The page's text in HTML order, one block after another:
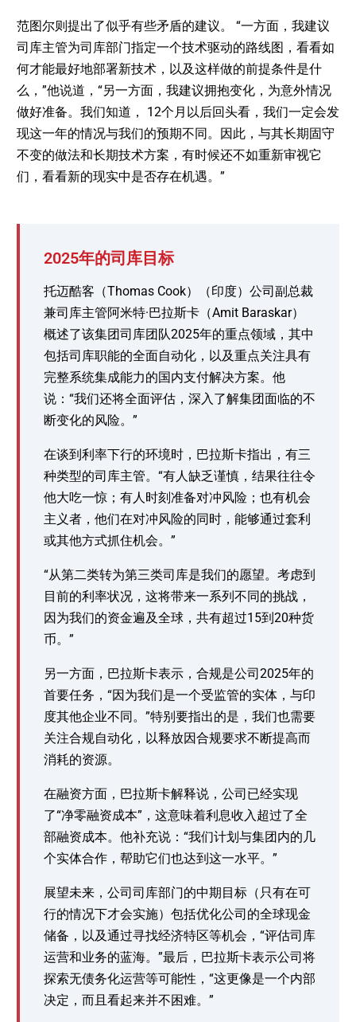
范图尔则提出了似乎有些矛盾的建议。 “一方面，我建议
司库主管为司库部门指定一个技术驱动的路线图，看看如
何才能最好地部署新技术，以及这样做的前提条件是什
么，”他说道，“另一方面，我建议拥抱变化，为意外情况
做好准备。我们知道， 12个月以后回头看，我们一定会发
现这一年的情况与我们的预期不同。因此，与其长期固守
不变的做法和长期技术方案，有时候还不如重新审视它
们，看看新的现实中是否存在机遇。”
2025年的司库目标
托迈酷客（Thomas Cook）（印度）公司副总裁
兼司库主管阿米特·巴拉斯卡（Amit Baraskar）
概述了该集团司库团队2025年的重点领域，其中
包括司库职能的全面自动化，以及重点关注具有
完整系统集成能力的国内支付解决方案。他
说：“我们还将全面评估，深入了解集团面临的不
断变化的风险。”
在谈到利率下行的环境时，巴拉斯卡指出，有三
种类型的司库主管。“有人缺乏谨慎，结果往往令
他大吃一惊；有人时刻准备对冲风险；也有机会
主义者，他们在对冲风险的同时，能够通过套利
或其他方式抓住机会。”
“从第二类转为第三类司库是我们的愿望。考虑到
目前的利率状况，这将带来一系列不同的挑战，
因为我们的资金遍及全球，共有超过15到20种货
币。”
另一方面，巴拉斯卡表示，合规是公司2025年的
首要任务，“因为我们是一个受监管的实体，与印
度其他企业不同。”特别要指出的是，我们也需要
关注合规自动化，以释放因合规要求不断提高而
消耗的资源。
在融资方面，巴拉斯卡解释说，公司已经实现
了“净零融资成本”，这意味着利息收入超过了全
部融资成本。他补充说：“我们计划与集团内的几
个实体合作，帮助它们也达到这一水平。”
展望未来，公司司库部门的中期目标（只有在可
行的情况下才会实施）包括优化公司的全球现金
储备，以及通过寻找经济特区等机会，“评估司库
运营和业务的蓝海。”最后，巴拉斯卡表示公司将
探索无债务化运营等可能性，“这更像是一个内部
决定，而且看起来并不困难。”